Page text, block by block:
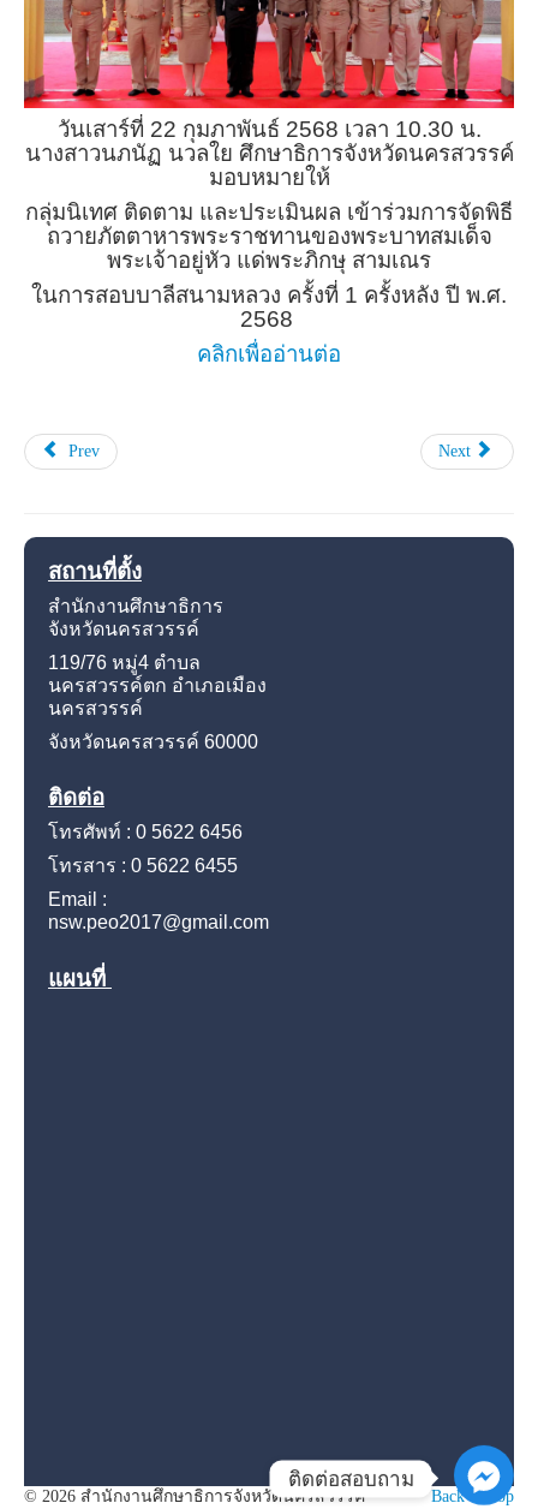
วันเสาร์ที่ 22 กุมภาพันธ์ 2568 เวลา 10.30 น.
นางสาวนภนัฏ นวลใย ศึกษาธิการจังหวัดนครสวรรค์
มอบหมายให้
กลุ่มนิเทศ ติดตาม และประเมินผล เข้าร่วมการจัดพิธี
ถวายภัตตาหารพระราชทานของพระบาทสมเด็จ
พระเจ้าอยู่หัว แด่พระภิกษุ สามเณร
ในการสอบบาลีสนามหลวง ครั้งที่ 1 ครั้งหลัง ปี พ.ศ.
2568
คลิกเพื่ออ่านต่อ
Prev Next
สถานที่ตั้ง
สำนักงานศึกษาธิการ
จังหวัดนครสวรรค์
119/76 หมู่4 ตำบล
นครสวรรค์ตก อำเภอเมือง
นครสวรรค์
จังหวัดนครสวรรค์ 60000
ติดต่อ
โทรศัพท์ : 0 5622 6456
โทรสาร : 0 5622 6455
Email :
nsw.peo2017@gmail.com
แผนที่
Back to Top
© 2026 สำนักงานศึกษาธิการจังหวัดนครสวรรค์
ติดต่อสอบถาม